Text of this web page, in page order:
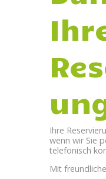
Ihre
wenn wir Sie
telefonisch
Mit